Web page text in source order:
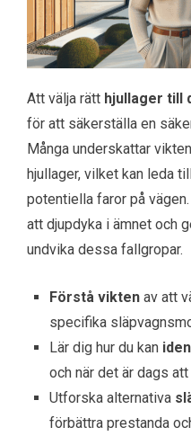
Att välja rätt hjullager till
för att säkerställa en
Många underskattar
hjullager, vilket kan leda
potentiella faror på
att djupdyka i ämnet och
undvika dessa fallgropar.
Förstå vikten av att
specifika
Lär dig hur du kan
och när det är dags
Utforska alternativa
förbättra prestanda